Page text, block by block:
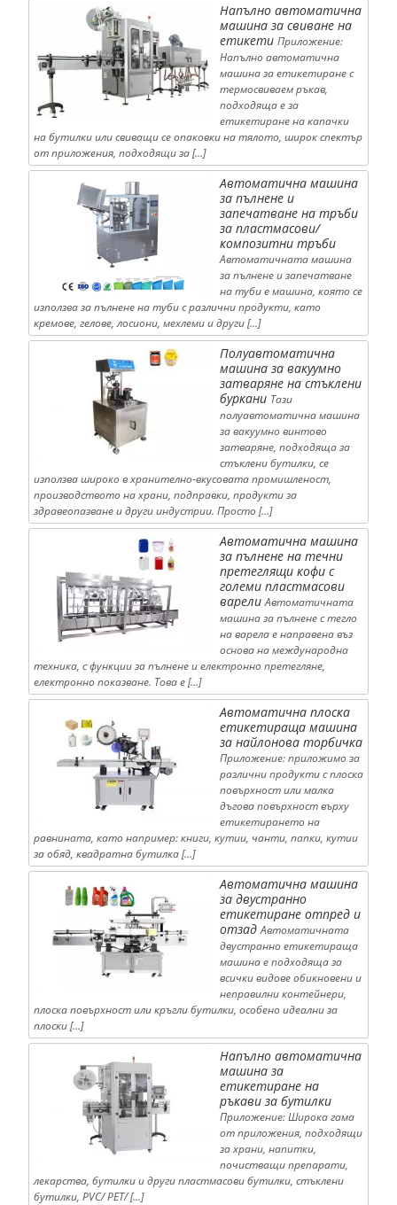
Напълно автоматична
машина за свиване на
етикети Приложение:
Напълно автоматична
машина за етикетиране с
термосвиваем ръкав,
подходяща е за
етикетиране на капачки
на бутилки или свиващи се опаковки на тялото, широк спектър
от приложения, подходящи за […]
Автоматична машина
за пълнене и
запечатване на тръби
за пластмасови/
композитни тръби
Автоматичната машина
за пълнене и запечатване
на туби е машина, която се
използва за пълнене на туби с различни продукти, като
кремове, гелове, лосиони, мехлеми и други […]
Полуавтоматична
машина за вакуумно
затваряне на стъклени
буркани Тази
полуавтоматична машина
за вакуумно винтово
затваряне, подходяща за
стъклени бутилки, се
използва широко в хранително-вкусовата промишленост,
производството на храни, подправки, продукти за
здравеопазване и други индустрии. Просто […]
Автоматична машина
за пълнене на течни
претеглящи кофи с
големи пластмасови
варели Автоматичната
машина за пълнене с тегло
на варела е направена въз
основа на международна
техника, с функции за пълнене и електронно претегляне,
електронно показване. Това е […]
Автоматична плоска
етикетираща машина
за найлонова торбичка
Приложение: приложимо за
различни продукти с плоска
повърхност или малка
дъгова повърхност върху
етикетирането на
равнината, като например: книги, кутии, чанти, папки, кутии
за обяд, квадратна бутилка […]
Автоматична машина
за двустранно
етикетиране отпред и
отзад Автоматичната
двустранно етикетираща
машина е подходяща за
всички видове обикновени и
неправилни контейнери,
плоска повърхност или кръгли бутилки, особено идеални за
плоски […]
Напълно автоматична
машина за
етикетиране на
ръкави за бутилки
Приложение: Широка гама
от приложения, подходящи
за храни, напитки,
почистващи препарати,
лекарства, бутилки и други пластмасови бутилки, стъклени
бутилки, PVC/ PET/ […]